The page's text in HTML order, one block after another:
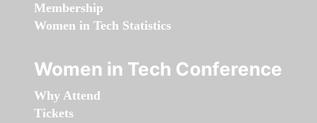
Membership
Women in Tech Statistics
Women in Tech Conference
Why Attend
Tickets